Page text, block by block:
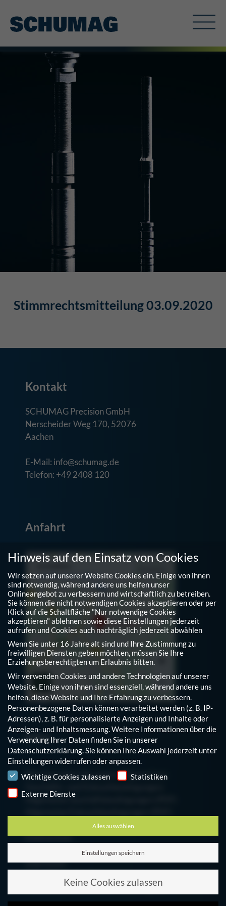
Stimmrechtsmitteilung 03.09.2020
Kontakt
SCHUMAG Precision GmbH
Nerscheider Weg 170, 52076
Aachen
E-Mail: info@schumag.de
Telefon: +49 2408 120
Anfahrt
Infos
Bitte beachten Sie unsere Allgemeinen
Allgemeine Geschäftsbedingungen (PDF)
Datenschutz
Cookie-Einstellungen bearbeiten
Impressum
Finanzinformationen der Schumag AG
Hinweis auf den Einsatz von Cookies
Wir setzen auf unserer Website Cookies ein. Einige von ihnen
sind notwendig, während andere uns helfen unser
Onlineangebot zu verbessern und wirtschaftlich zu betreiben.
Sie können die nicht notwendigen Cookies akzeptieren oder per
Klick auf die Schaltfläche "Nur notwendige Cookies
akzeptieren" ablehnen sowie diese Einstellungen jederzeit
aufrufen und Cookies auch nachträglich jederzeit abwählen
Wenn Sie unter 16 Jahre alt sind und Ihre Zustimmung zu
freiwilligen Diensten geben möchten, müssen Sie Ihre
Erziehungsberechtigten um Erlaubnis bitten.
Wir verwenden Cookies und andere Technologien auf unserer
Website. Einige von ihnen sind essenziell, während andere uns
helfen, diese Website und Ihre Erfahrung zu verbessern.
Personenbezogene Daten können verarbeitet werden (z. B. IP-
Adressen), z. B. für personalisierte Anzeigen und Inhalte oder
Anzeigen- und Inhaltsmessung.Weitere Informationen über die
Verwendung Ihrer Daten finden Sie in unserer
Datenschutzerklärung.Sie können Ihre Auswahl jederzeit unter
Einstellungenwiderrufen oder anpassen.
Hinweis auf den Einsatz von Cookies
Wichtige Cookies zulassen
Statistiken
Externe Dienste
Alles auswählen
Einstellungen speichern
Keine Cookies zulassen